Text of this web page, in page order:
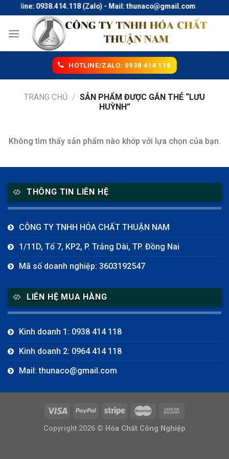
to
content
Hotline: 0938.414.118 (Zalo) - Mail: thunaco@gmail.com
HOTLINE/ZALO: 0938 414 118
TRANG CHỦ / SẢN PHẨM ĐƯỢC GẮN THẺ “LƯU
HUỲNH”
Không tìm thấy sản phẩm nào khớp với lựa chọn của bạn.
THÔNG TIN LIÊN HỆ
CÔNG TY TNHH HÓA CHẤT THUẬN NAM
1/11D, Tổ 7, KP2, P. Trảng Dài, TP. Đồng Nai
Mã số doanh nghiệp: 3603192547
LIÊN HỆ MUA HÀNG
Kinh doanh 1: 0938 414 118
Kinh doanh 2: 0964 414 118
Mail: thunaco@gmail.com
Copyright 2026 © Hóa Chất Công Nghiệp